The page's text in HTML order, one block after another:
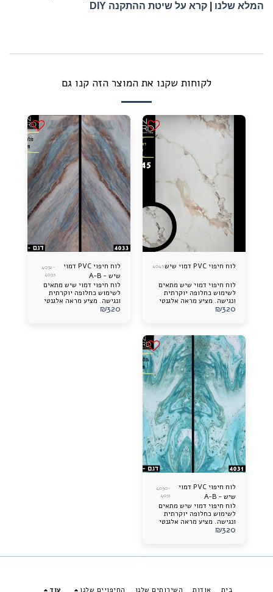
המלא שלנו
קרא על שיטת ההתקנה DIY
לקוחות שקנו את המוצר הזה קנו גם
לוח חיפוי PVC דמוי שיש 4045
לוח חיפוי דמוי שיש מתאים
לשימוש כחלופה יוקרתית
ונגישה. מציע מראה אלגנטי
ותוספת עיצובית מרשימה
₪320
לוח חיפוי PVC דמוי
שיש - A-B
4032-
4033
לוח חיפוי דמוי שיש מתאים
לשימוש כחלופה יוקרתית
ונגישה. מציע מראה אלגנטי
ותוספת עיצובית מרשימה
₪320
לוח חיפוי PVC דמוי
שיש - A-B
4030-
4031
לוח חיפוי דמוי שיש מתאים
לשימוש כחלופה יוקרתית
ונגישה. מציע מראה אלגנטי
ותוספת עיצובית מרשימה
₪320
בית אודות השירותים שלנו החיפויים שלנו עוד